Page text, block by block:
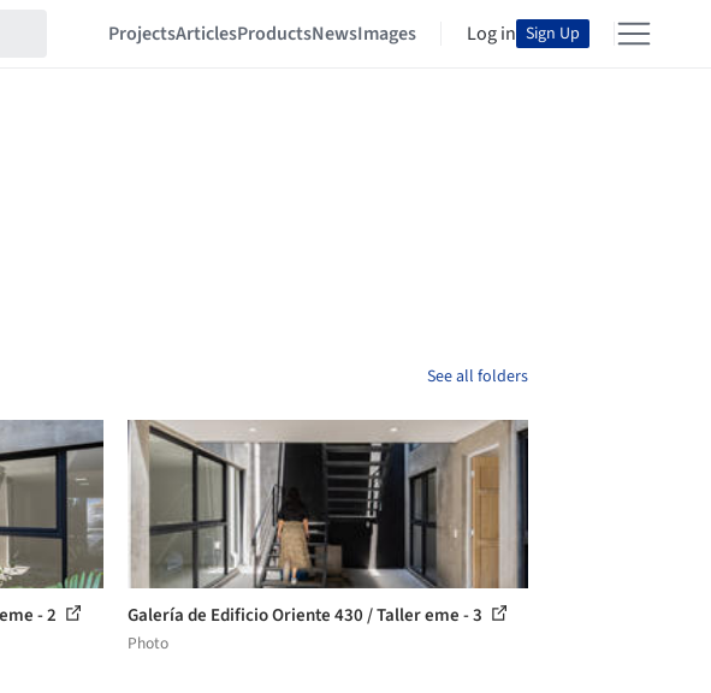
ProjectsArticlesProductsNewsImages Log in Sign Up
See all folders
- 2 Galería de Edificio Oriente 430 / Taller eme - 3
Photo